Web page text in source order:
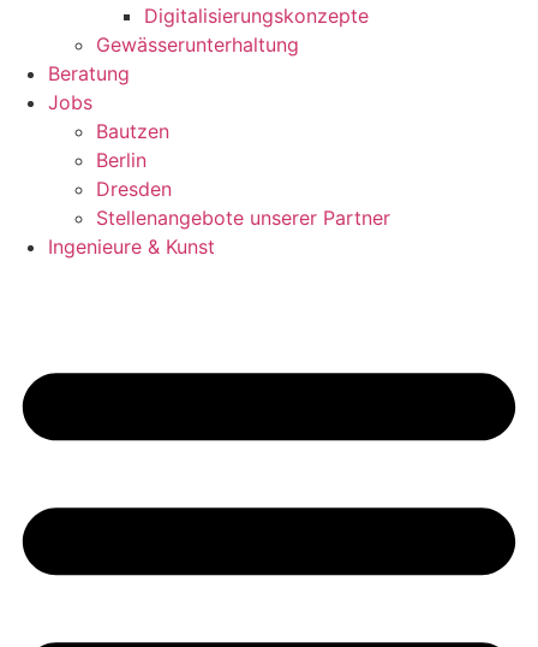
Digitalisierungskonzepte
Gewässerunterhaltung
Beratung
Jobs
Bautzen
Berlin
Dresden
Stellenangebote unserer Partner
Ingenieure & Kunst